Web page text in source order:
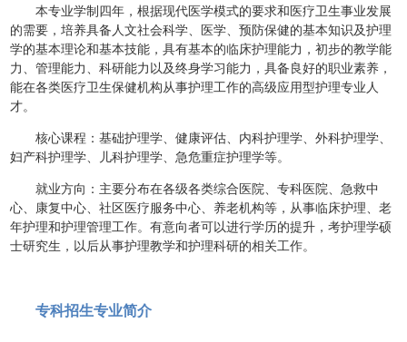
本专业学制四年，根据现代医学模式的要求和医疗卫生事业发展
的需要，培养具备人文社会科学、医学、预防保健的基本知识及护理
学的基本理论和基本技能，具有基本的临床护理能力，初步的教学能
力、管理能力、科研能力以及终身学习能力，具备良好的职业素养，
能在各类医疗卫生保健机构从事护理工作的高级应用型护理专业人
才。
核心课程：基础护理学、健康评估、内科护理学、外科护理学、
妇产科护理学、儿科护理学、急危重症护理学等。
就业方向：主要分布在各级各类综合医院、专科医院、急救中
心、康复中心、社区医疗服务中心、养老机构等，从事临床护理、老
年护理和护理管理工作。有意向者可以进行学历的提升，考护理学硕
士研究生，以后从事护理教学和护理科研的相关工作。
专科招生专业简介